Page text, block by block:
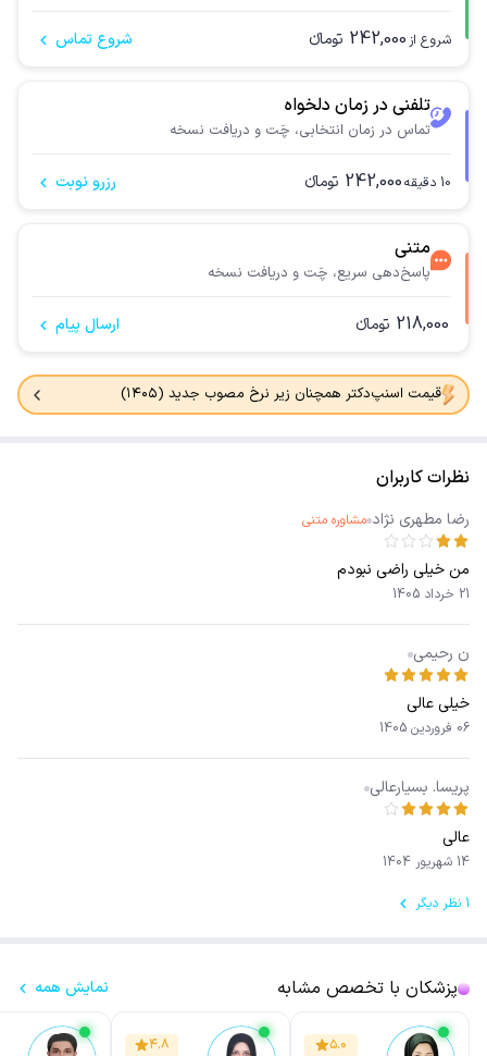
شروع از 242,000 تومانء شروع تماس
تلفنی در زمان دلخواه
تماس در زمان انتخابی، چَت و دریافت نسخه
10 دقیقه242,000 تومانء رزرو نوبت
متنی
پاسخ‌دهی سریع، چَت و دریافت نسخه
218,000 تومانء ارسال پیام
قیمت اسنپ‌دکتر همچنان زیر نرخ مصوب جدید (۱۴۰۵)
نظرات کاربران
رضا مطهری نژاد مشاوره متنی
من خیلی راضی نبودم
21 خرداد 1405
ن رحیمی
خیلی عالی
06 فروردین 1405
پریسا. بسیارعالی
عالی
14 شهریور 1404
1 نظر دیگر
پزشکان با تخصص مشابه نمایش همه
۵.۰
۴.۸